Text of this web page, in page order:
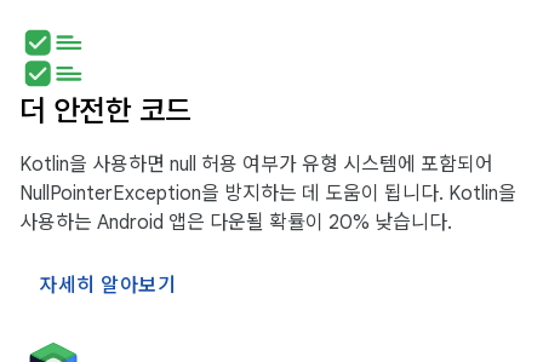
더 안전한 코드
Kotlin을 사용하면 null 허용 여부가 유형 시스템에 포함되어
NullPointerException을 방지하는 데 도움이 됩니다. Kotlin을
사용하는 Android 앱은 다운될 확률이 20% 낮습니다.
자세히 알아보기